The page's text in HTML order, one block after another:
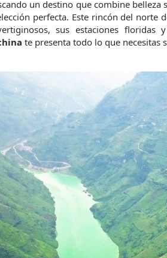
un destino que combine belleza
perfecta. Este rincón del norte
te presenta todo lo que necesitas